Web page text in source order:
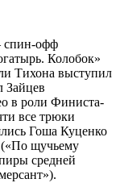
спин-офф
Колобок»
Тихона выступил
Зайцев
в роли Финиста-
все трюки
Гоша Куценко
щучьему
средней